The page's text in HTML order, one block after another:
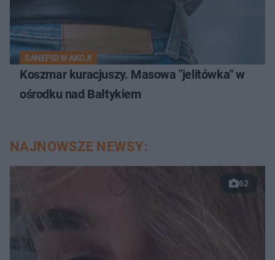
SANEPID W AKCJI
Koszmar kuracjuszy. Masowa "jelitówka" w
ośrodku nad Bałtykiem
NAJNOWSZE NEWSY:
62